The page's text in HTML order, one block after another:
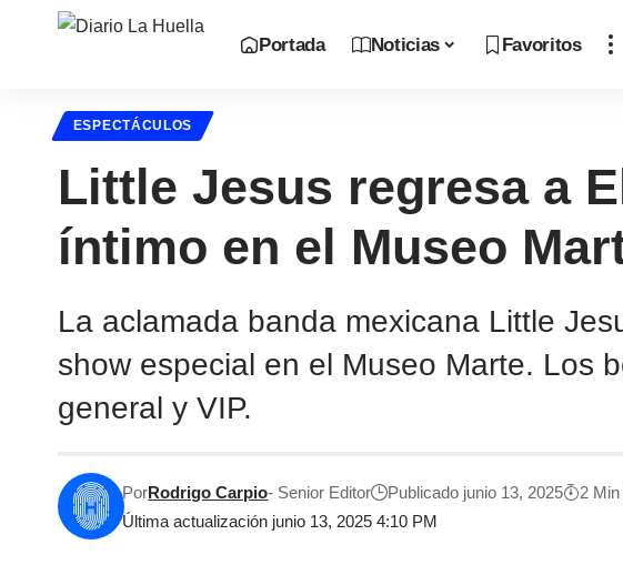
Portada Noticias Favoritos
ESPECTÁCULOS
Little Jesus regresa a
íntimo en el Museo
La aclamada banda mexicana Little
show especial en el Museo Marte. Los
general y VIP.
Última actualización junio 13, 2025 4:10 PM
PorRodrigo Carpio- Senior Editor Publicado junio 13, 2025 2